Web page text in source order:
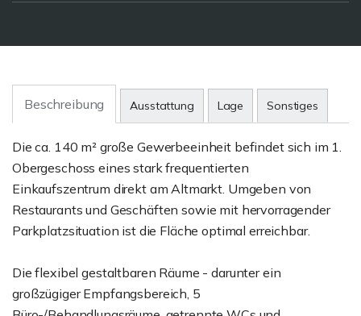
Beschreibung Ausstattung Lage Sonstiges
Die ca. 140 m² große Gewerbeeinheit befindet sich im 1.
Obergeschoss eines stark frequentierten
Einkaufszentrum direkt am Altmarkt. Umgeben von
Restaurants und Geschäften sowie mit hervorragender
Parkplatzsituation ist die Fläche optimal erreichbar.
Die flexibel gestaltbaren Räume - darunter ein
großzügiger Empfangsbereich, 5